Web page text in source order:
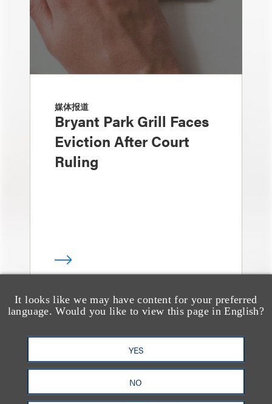
It looks like we may have content for your preferred
language. Would you like to view this page in English?
YES
NO
媒体报道
Bryant Park Grill Faces
Eviction After Court
Ruling
消息/新闻稿
Loeb & Loeb Adds
Leading Real Estate
Finance Partner Ryan
McCaffrey